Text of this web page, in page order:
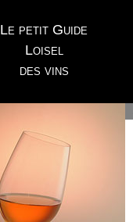
Le petit Guide
Loisel
des vins